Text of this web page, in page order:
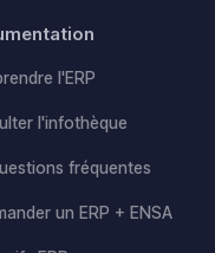
l'ERP
l'infothèque
fréquentes
un ERP + ENSA